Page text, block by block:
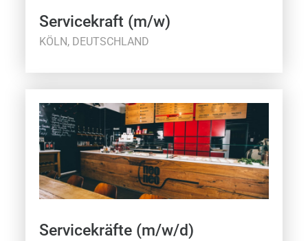
Servicekraft (m/w)
KÖLN, DEUTSCHLAND
Servicekräfte (m/w/d)